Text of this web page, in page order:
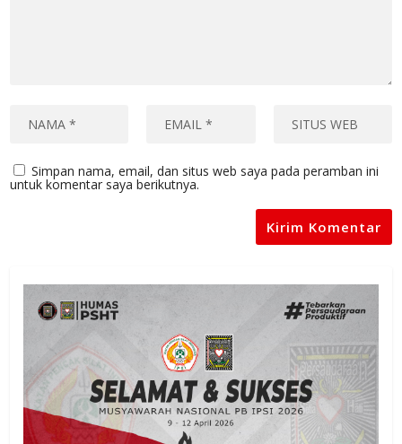
Simpan nama, email, dan situs web saya pada peramban ini
untuk komentar saya berikutnya.